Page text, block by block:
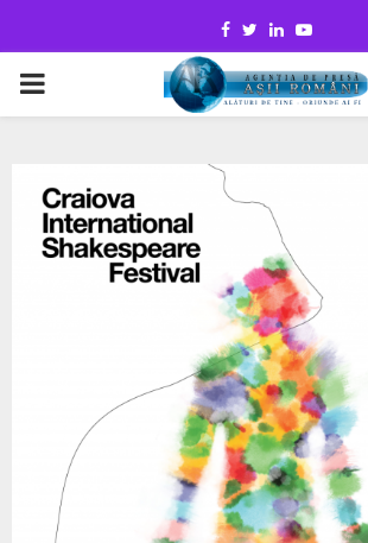
Facebook
TwitterLinkedinYoutube
PRIMARY